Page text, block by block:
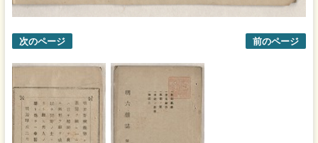
次のページ 前のページ